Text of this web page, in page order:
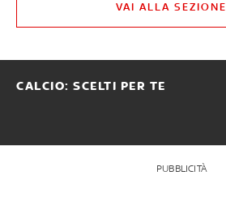
VAI ALLA SEZIONE
CALCIO: SCELTI PER TE
PUBBLICITÀ